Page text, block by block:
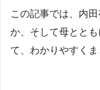
この記事では、内
か、そして母とと
て、わかりやすくま